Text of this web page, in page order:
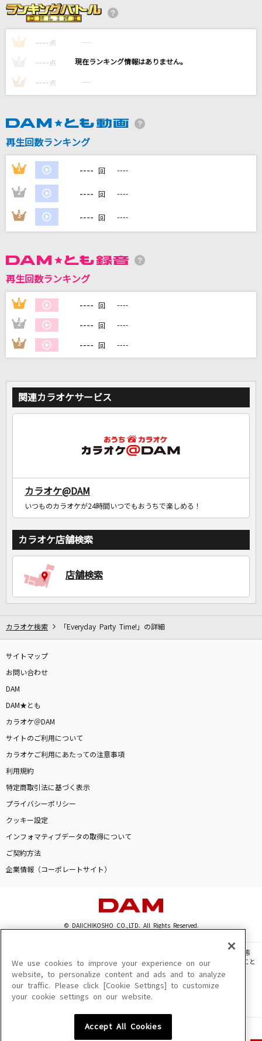
ヨルシカ
-Dreaming Girl-恋、はじめまして
裸足でSummer
BAK
カラオケ最新情報をチェック！
1 ---- 点 ----
---- 点 ----
3 ---- 点 ----
再生回数ランキング
1 ---- 回 ----
2 ---- 回 ----
3 ---- 回 ----
再生回数ランキング
1 ---- 回 ----
2 ---- 回 ----
3 ---- 回 ----
関連カラオケサービス
カラオケ@DAM
いつものカラオケが24時間いつでもおうちで楽しめる！
カラオケ店舗検索
店舗検索
カラオケ検索 「Everyday Party Time!」の詳細
サイトマップ
お問い合わせ
DAM
DAM★とも
カラオケ＠DAM
サイトのご利用について
カラオケご利用にあたっての注意事項
利用規約
特定商取引法に基づく表示
プライバシーポリシー
クッキー設定
インフォマティブデータの取得について
ご契約方法
企業情報（コーポレートサイト）
© DAIICHIKOSHO CO.,LTD. All Rights Reserved.
このサイトに掲載されている一切の文章・画像・写真・動画・音声等を、手段や形態
を問わず、著作権法の定める範囲を超えて無断で複製、転載、ファイル化などすること
を禁じます。
楽曲及びコンテンツは、機種によりご利用いただけない場合があります。
楽曲及びコンテンツの配信日、配信内容が変更になる場合があります。
We use cookies to improve your experience on our
website, to personalize content and ads and to analyze
our traffic. Please click [Cookie Settings] to customize
your cookie settings on our website.
Accept All Cookies